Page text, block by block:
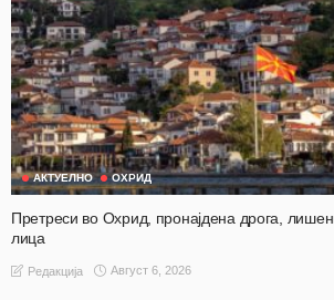
АКТУЕЛНО ОХРИД
Претреси во Охрид, пронајдена дрога,
лица
Редакција Август 6, 2026